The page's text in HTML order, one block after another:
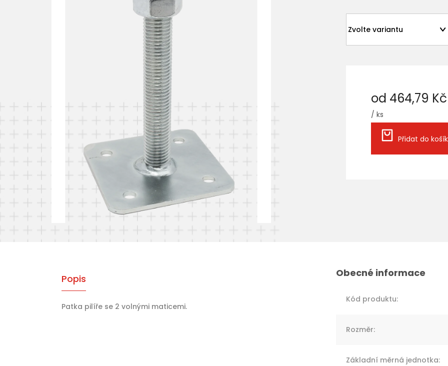
od 464,79 Kč
/ ks
Měrná
cena:
Přidat do
Popis
Patka pilíře se 2 volnými maticemi.
Kód produktu:
Rozměr:
Základní měrná jednotka: